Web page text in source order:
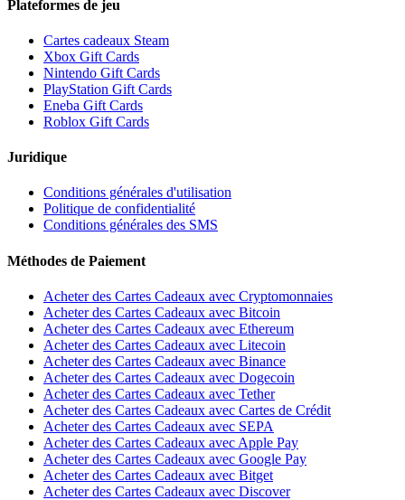
Plateformes de jeu
Cartes cadeaux Steam
Xbox Gift Cards
Nintendo Gift Cards
PlayStation Gift Cards
Eneba Gift Cards
Roblox Gift Cards
Juridique
Conditions générales d'utilisation
Politique de confidentialité
Conditions générales des SMS
Méthodes de Paiement
Acheter des Cartes Cadeaux avec Cryptomonnaies
Acheter des Cartes Cadeaux avec Bitcoin
Acheter des Cartes Cadeaux avec Ethereum
Acheter des Cartes Cadeaux avec Litecoin
Acheter des Cartes Cadeaux avec Binance
Acheter des Cartes Cadeaux avec Dogecoin
Acheter des Cartes Cadeaux avec Tether
Acheter des Cartes Cadeaux avec Cartes de Crédit
Acheter des Cartes Cadeaux avec SEPA
Acheter des Cartes Cadeaux avec Apple Pay
Acheter des Cartes Cadeaux avec Google Pay
Acheter des Cartes Cadeaux avec Bitget
Acheter des Cartes Cadeaux avec Discover